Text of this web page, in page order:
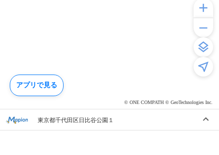
© ONE COMPATH © GeoTechnologies Inc.
東京都千代田区日比谷公園１
アプリで見る